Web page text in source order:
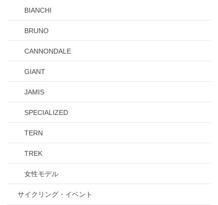
BIANCHI
BRUNO
CANNONDALE
GIANT
JAMIS
SPECIALIZED
TERN
TREK
女性モデル
サイクリング・イベント